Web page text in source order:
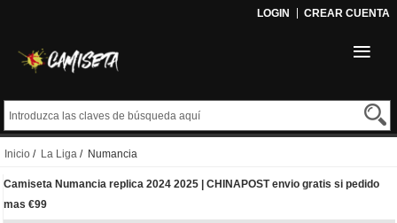
LOGIN CREAR CUENTA
Inicio / La Liga / Numancia
Camiseta Numancia replica 2024 2025 | CHINAPOST envio gratis si pedido
mas €99